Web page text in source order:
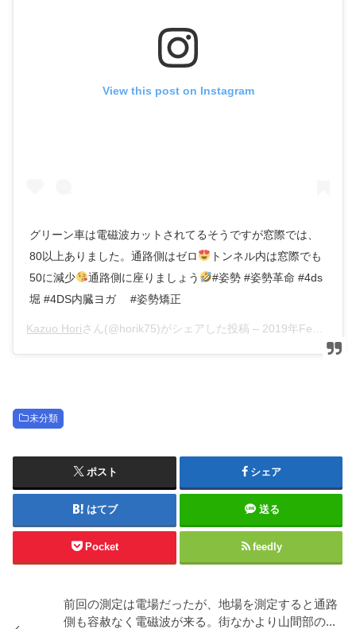
View this post on Instagram
グリーン車は電磁波カットされてるそうですが窓際では、
80以上ありました。通路側はゼロ
トンネル内は窓際でも
50に減少
通路側に座りましょう
#姿勢 #姿勢革命 #4ds
堀 #4DS内臓ヨガ #姿勢矯正
Kazuo Horiさん(@horik75)がシェアした投稿 – 2019年Feb月22日pm11時08分PST
未分類
ポスト シェア
はてブ 送る
Pocket feedly
前回の測定は電場だったが、地場を測定すると通路
側も容赦なく電磁波が来る。街なかより山間部の...